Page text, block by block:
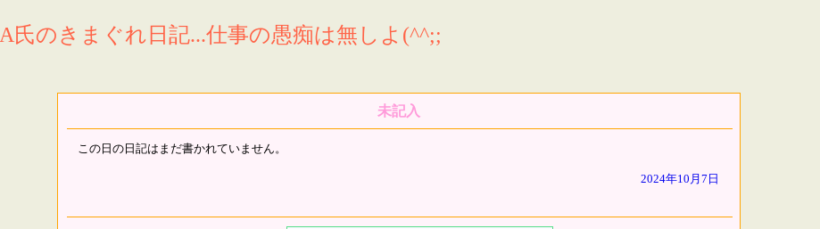
A氏のきまぐれ日記...仕事の愚痴は無しよ(^^;;
未記入
この日の日記はまだ書かれていません。
2024年10月7日